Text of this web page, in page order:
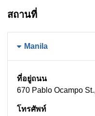
สถานที่
Manila
ที่อยู่ถนน
670 Pablo Ocampo
โทรศัพท์